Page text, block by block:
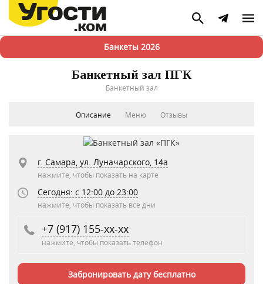
Банкеты 2026
Банкетный зал ПГК
Банкетный зал
Описание Меню Отзывы
г. Самара, ул. Луначарского, 14а
нажмите, чтобы показать на карте
Сегодня: c 12:00 до 23:00
нажмите, чтобы показать все дни
+7 (917) 155-xx-xx
нажмите, чтобы показать телефон
Забронировать дату бесплатно